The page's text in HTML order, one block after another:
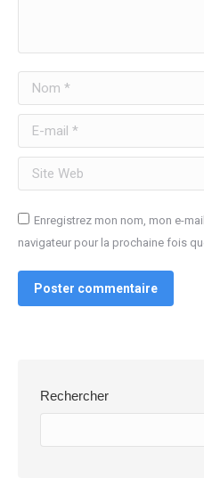
Nom *
E-mail *
Site Web
Enregistrez mon nom, mon e-
navigateur pour la prochaine fois
Poster commentaire
Rechercher